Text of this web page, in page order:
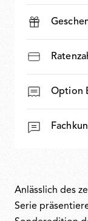
Option
Anlässlich des
Serie